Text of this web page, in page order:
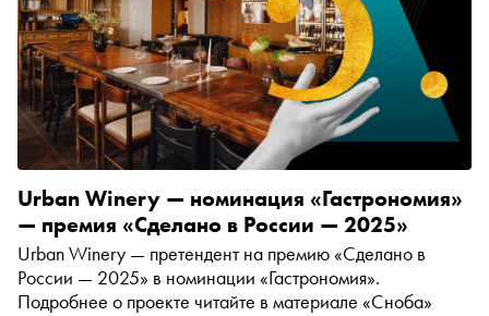
Urban Winery — номинация «Гастрономия»
— премия «Сделано в России — 2025»
Urban Winery — претендент на премию «Сделано в
России — 2025» в номинации «Гастрономия».
Подробнее о проекте читайте в материале «Сноба»